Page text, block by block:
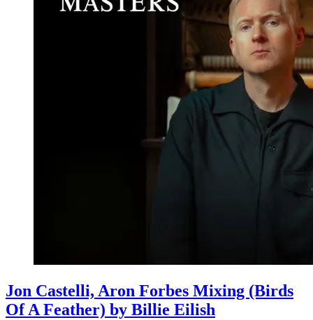
Jon Castelli, Aron Forbes Mixing (Birds
Of A Feather) by Billie Eilish